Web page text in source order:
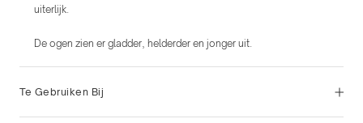
uiterlijk.
De ogen zien er gladder, helderder en jonger uit.
Te Gebruiken Bij